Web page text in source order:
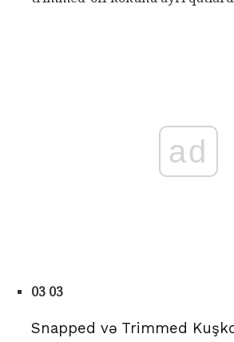
ad
03 03
Snapped və Trimmed